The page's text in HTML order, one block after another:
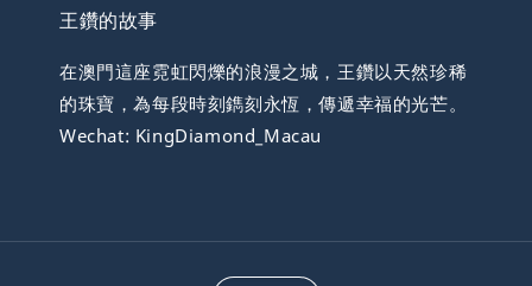
王鑽的故事
在澳門這座霓虹閃爍的浪漫之城，王鑽以天然珍稀
的珠寶，為每段時刻鐫刻永恆，傳遞幸福的光芒。
Wechat: KingDiamond_Macau